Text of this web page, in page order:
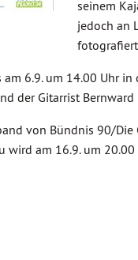
seinem
jedoch an
am 6.9. um 14.00 Uhr
der Gitarrist
von Bündnis 90/
wird am 16.9. um